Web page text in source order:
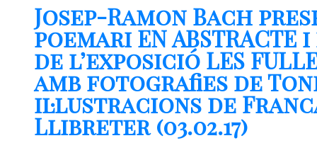
Josep-Ramon Bach
poemari EN
de l’exposició LES
amb fotografies de
il·lustracions de
Llibreter (03.02.17)